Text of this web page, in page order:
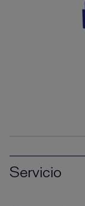
Servicio